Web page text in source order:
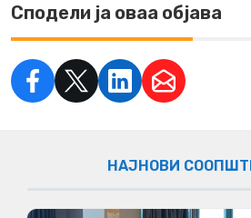
Сподели ја оваа објава
НАЈНОВИ